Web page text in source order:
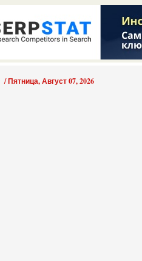
/Пятница, Август 07, 2026